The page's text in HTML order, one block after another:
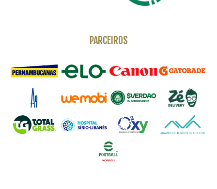
PARCEIROS